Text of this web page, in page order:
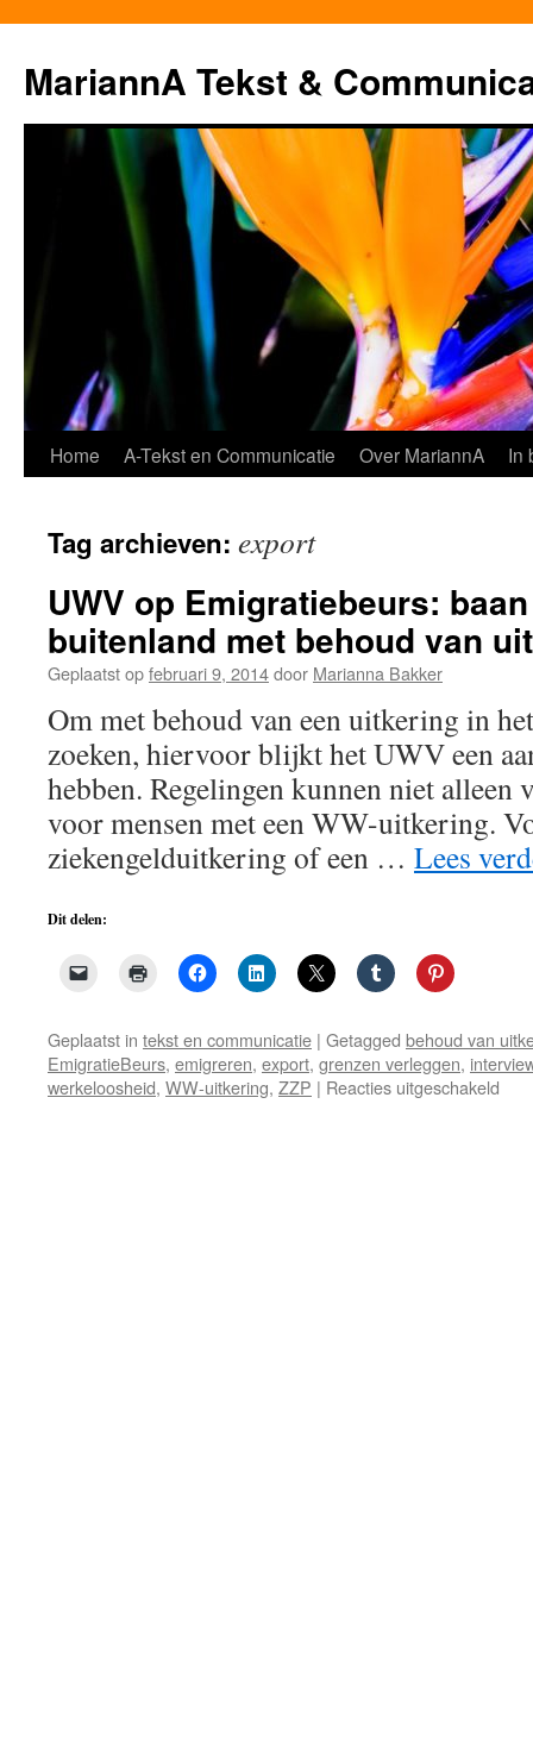
MariannA Tekst &
Ga
de
inhoud
Home A-Tekst en Communicatie Over MariannA In
Tag archieven: export
UWV op Emigratiebeurs:
buitenland met behoud van
Geplaatst opfebruari 9, 2014door Marianna Bakker
Om met behoud van een uitkering in
zoeken, hiervoor blijkt het UWV een
hebben. Regelingen kunnen niet alleen
voor mensen met een WW-uitkering.
ziekengelduitkering of een … Lees
Dit delen:
Geplaatst in tekst en communicatie | Getagged behoud van
EmigratieBeurs, emigreren, export, grenzen verleggen,
werkeloosheid, WW-uitkering, ZZP | Reacties uitgeschakeld